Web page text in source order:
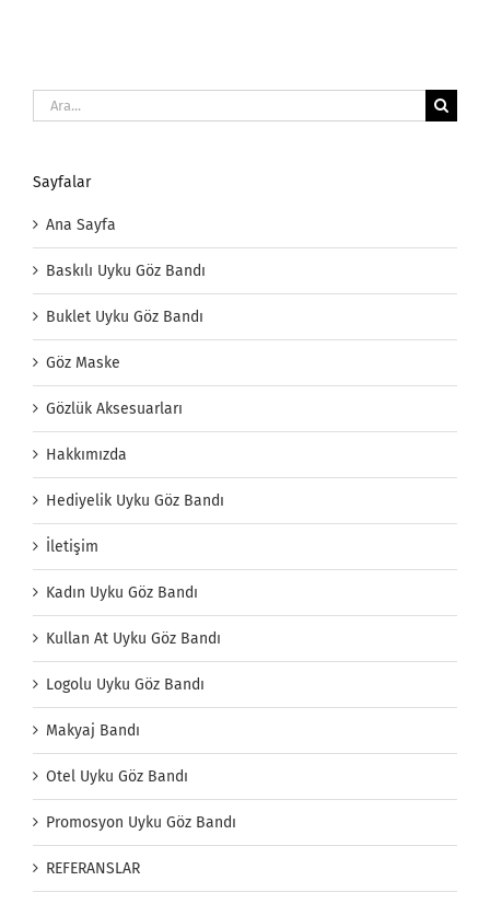
Ara:
Sayfalar
Ana Sayfa
Baskılı Uyku Göz Bandı
Buklet Uyku Göz Bandı
Göz Maske
Gözlük Aksesuarları
Hakkımızda
Hediyelik Uyku Göz Bandı
İletişim
Kadın Uyku Göz Bandı
Kullan At Uyku Göz Bandı
Logolu Uyku Göz Bandı
Makyaj Bandı
Otel Uyku Göz Bandı
Promosyon Uyku Göz Bandı
REFERANSLAR